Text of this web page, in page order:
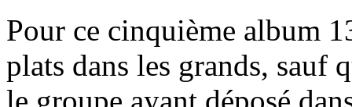
Pour ce cinquième album
plats dans les grands, sauf
le groupe ayant déposé